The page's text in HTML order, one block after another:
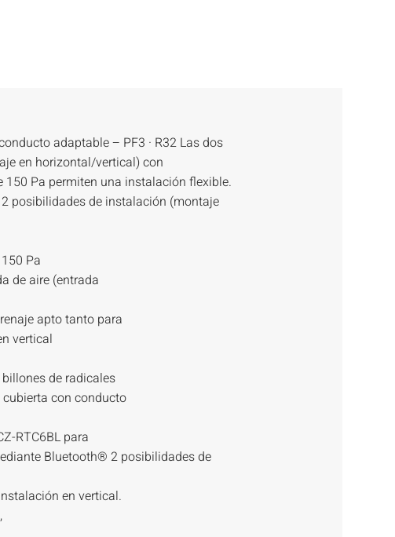
adaptable – PF3 · R32 Las dos
en horizontal/vertical) con
Pa permiten una instalación flexible.
posibilidades de instalación (montaje
Pa
de aire (entrada
apto tanto para
vertical
de radicales
con conducto
RTC6BL para
Bluetooth® 2 posibilidades de
en vertical.